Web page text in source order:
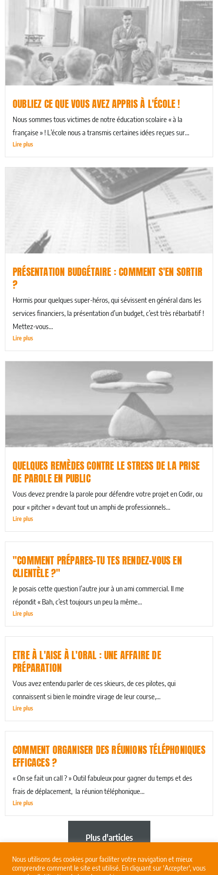
OUBLIEZ CE QUE VOUS AVEZ APPRIS À L'ÉCOLE !
Nous sommes tous victimes de notre éducation scolaire « à la
française » ! L’école nous a transmis certaines idées reçues sur...
Lire plus
PRÉSENTATION BUDGÉTAIRE : COMMENT S'EN SORTIR
?
Hormis pour quelques super-héros, qui sévissent en général dans les
services financiers, la présentation d’un budget, c’est très rébarbatif !
Mettez-vous...
Lire plus
QUELQUES REMÈDES CONTRE LE STRESS DE LA PRISE
DE PAROLE EN PUBLIC
Vous devez prendre la parole pour défendre votre projet en Codir, ou
pour « pitcher » devant tout un amphi de professionnels...
Lire plus
"COMMENT PRÉPARES-TU TES RENDEZ-VOUS EN
CLIENTÈLE ?"
Je posais cette question l’autre jour à un ami commercial. Il me
répondit « Bah, c’est toujours un peu la même...
Lire plus
ETRE À L'AISE À L'ORAL : UNE AFFAIRE DE
PRÉPARATION
Vous avez entendu parler de ces skieurs, de ces pilotes, qui
connaissent si bien le moindre virage de leur course,...
Lire plus
COMMENT ORGANISER DES RÉUNIONS TÉLÉPHONIQUES
EFFICACES ?
« On se fait un call ? » Outil fabuleux pour gagner du temps et des
frais de déplacement, la réunion téléphonique...
Lire plus
Plus d'articles
Nous utilisons des cookies pour faciliter votre navigation et mieux
comprendre comment le site est utilisé. En cliquant sur 'Accepter', vous